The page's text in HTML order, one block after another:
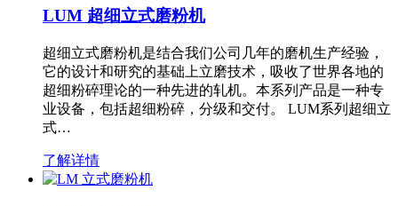
LUM 超细立式磨粉机
超细立式磨粉机是结合我们公司几年的磨机生产经验，
它的设计和研究的基础上立磨技术，吸收了世界各地的
超细粉碎理论的一种先进的轧机。本系列产品是一种专
业设备，包括超细粉碎，分级和交付。 LUM系列超细立
式…
了解详情